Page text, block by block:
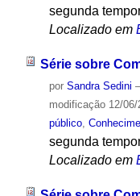
segunda
Localizado em
Série sobre
por Sandra Sedini
modificação12/06/
público,
segunda
Localizado em